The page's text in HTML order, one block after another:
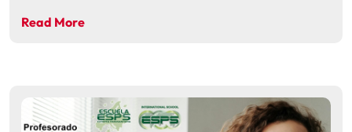
Read More